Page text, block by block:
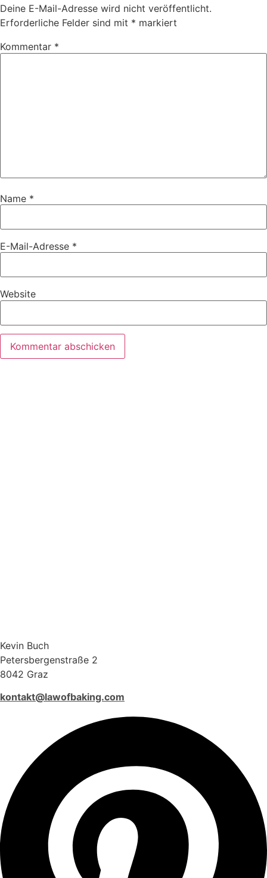
Deine E-Mail-Adresse wird nicht veröffentlicht.
Erforderliche Felder sind mit * markiert
Kommentar *
Name *
E-Mail-Adresse *
Website
Kevin Buch
Petersbergenstraße 2
8042 Graz
kontakt@lawofbaking.com